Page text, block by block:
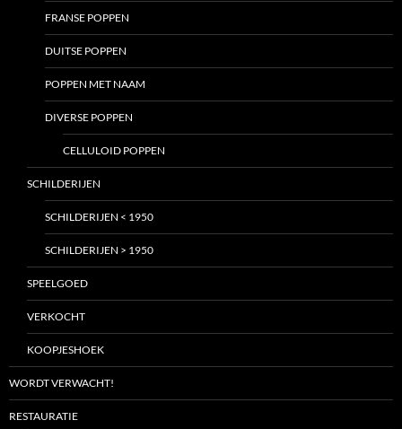
FRANSE POPPEN
DUITSE POPPEN
POPPEN MET NAAM
DIVERSE POPPEN
CELLULOID POPPEN
SCHILDERIJEN
SCHILDERIJEN < 1950
SCHILDERIJEN > 1950
SPEELGOED
VERKOCHT
KOOPJESHOEK
WORDT VERWACHT!
RESTAURATIE